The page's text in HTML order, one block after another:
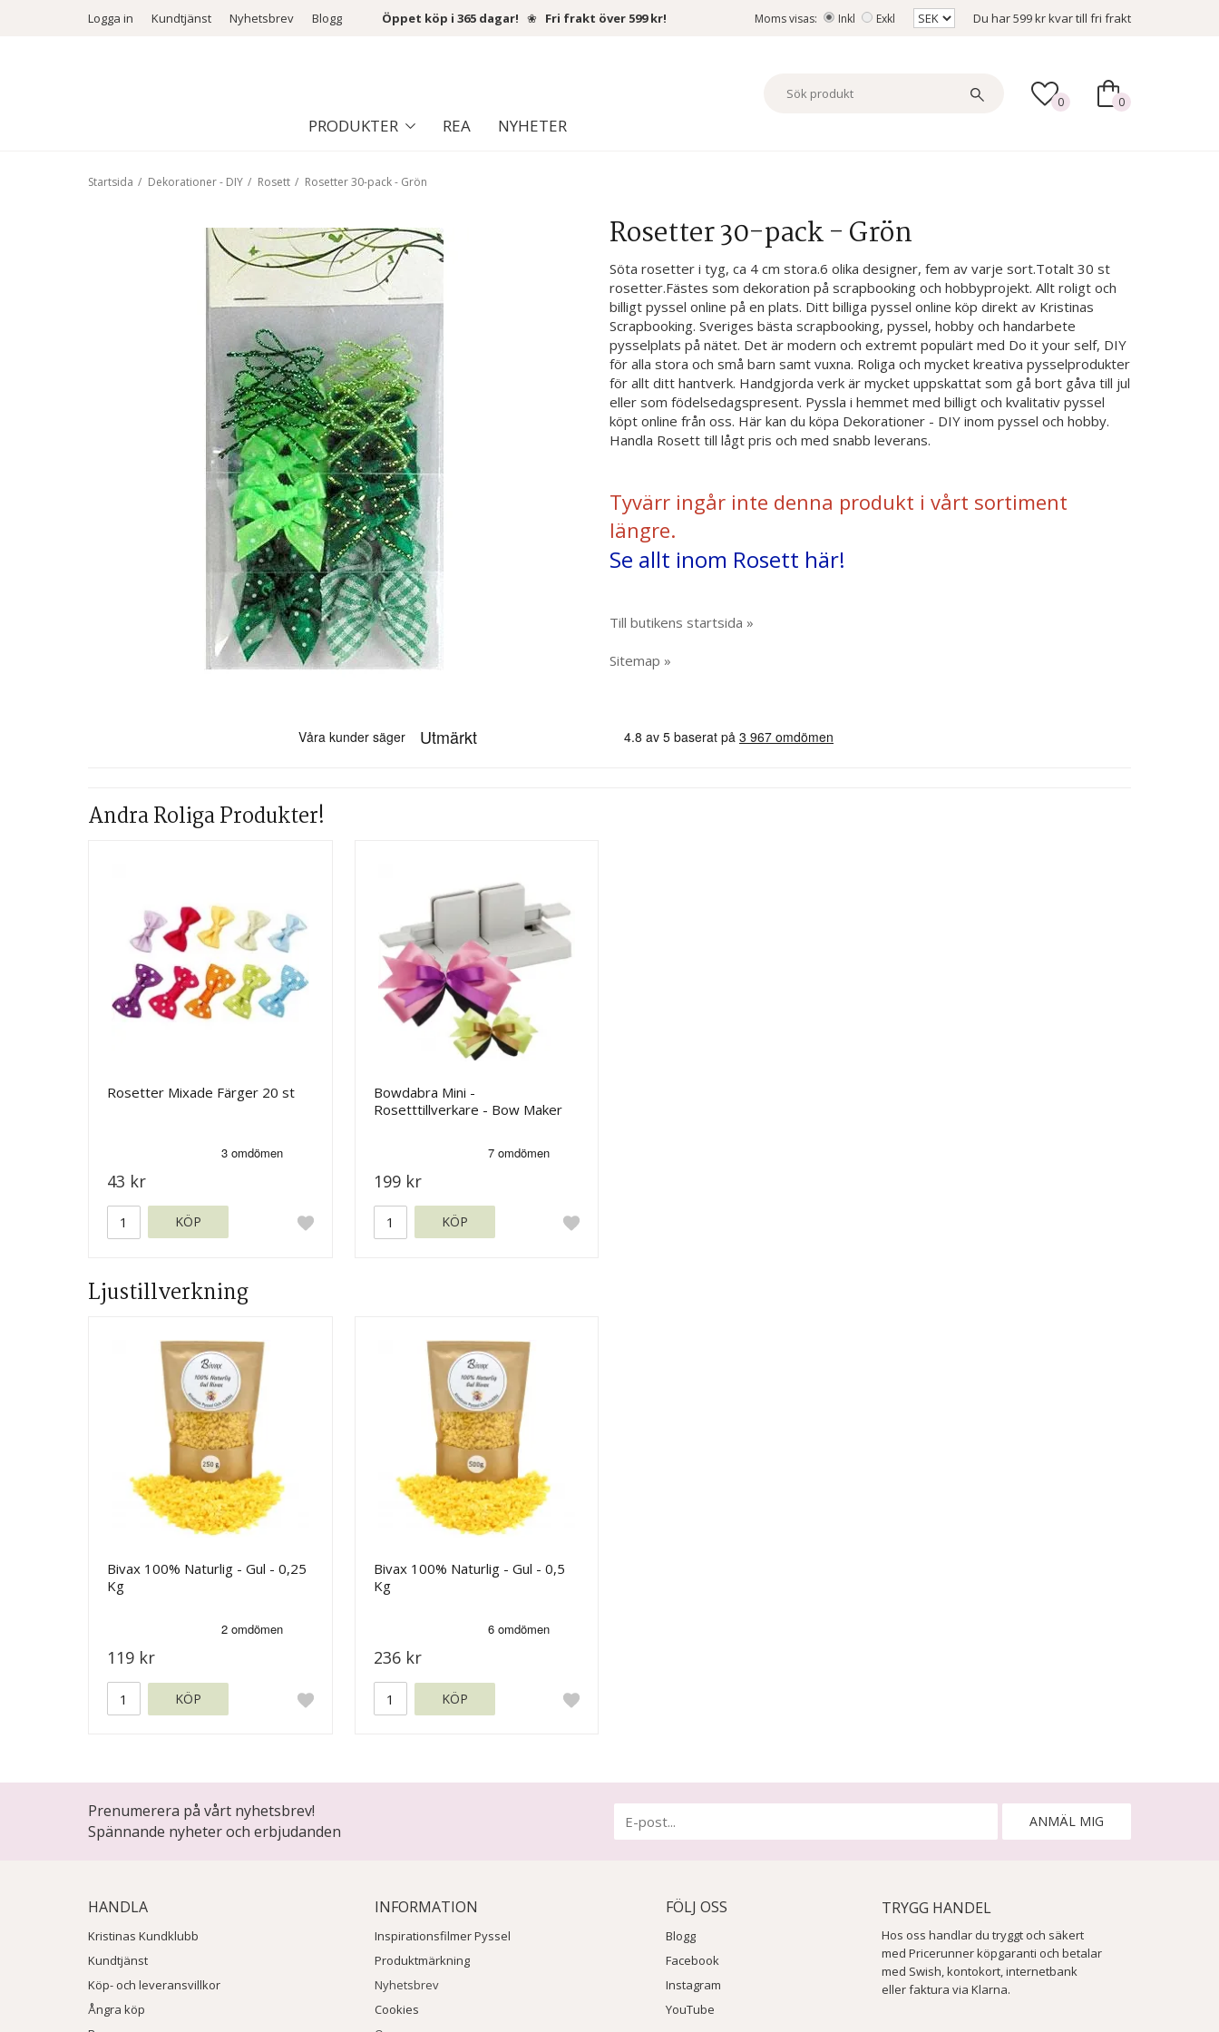
Logga in Kundtjänst Nyhetsbrev Blogg Öppet köp i 365 dagar! ❀ Fri frakt över 599 kr! Moms visas: Inkl Exkl Du har599 krkvar till fri frakt
PRODUKTER REA NYHETER
0 0
Startsida / Dekorationer - DIY / Rosett / Rosetter 30-pack - Grön
Rosetter 30-pack - Grön
Söta rosetter i tyg, ca 4 cm stora.6 olika designer, fem av varje sort.Totalt 30 st
rosetter.Fästes som dekoration på scrapbooking och hobbyprojekt. Allt roligt och
billigt pyssel online på en plats. Ditt billiga pyssel online köp direkt av Kristinas
Scrapbooking. Sveriges bästa scrapbooking, pyssel, hobby och handarbete
pysselplats på nätet. Det är modern och extremt populärt med Do it your self, DIY
för alla stora och små barn samt vuxna. Roliga och mycket kreativa pysselprodukter
för allt ditt hantverk. Handgjorda verk är mycket uppskattat som gå bort gåva till jul
eller som födelsedagspresent. Pyssla i hemmet med billigt och kvalitativ pyssel
köpt online från oss. Här kan du köpa Dekorationer - DIY inom pyssel och hobby.
Handla Rosett till lågt pris och med snabb leverans.
Tyvärr ingår inte denna produkt i vårt sortiment
längre.
Se allt inom Rosett här!
Till butikens startsida »
Sitemap »
Andra Roliga Produkter!
Rosetter Mixade Färger 20 st
43 kr
KÖP
Bowdabra Mini -
Rosetttillverkare - Bow Maker
199 kr
KÖP
Ljustillverkning
Bivax 100% Naturlig - Gul - 0,25
Kg
119 kr
KÖP
Bivax 100% Naturlig - Gul - 0,5
Kg
236 kr
KÖP
Prenumerera på vårt nyhetsbrev!
Spännande nyheter och erbjudanden
ANMÄL MIG
HANDLA
Kristinas Kundklubb
Kundtjänst
Köp- och leveransvillkor
Ångra köp
INFORMATION
Inspirationsfilmer Pyssel
Produktmärkning
Nyhetsbrev
Cookies
FÖLJ OSS
Blogg
Facebook
Instagram
YouTube
TRYGG HANDEL
Hos oss handlar du tryggt och säkert
med Pricerunner köpgaranti och betalar
med Swish, kontokort, internetbank
eller faktura via Klarna.